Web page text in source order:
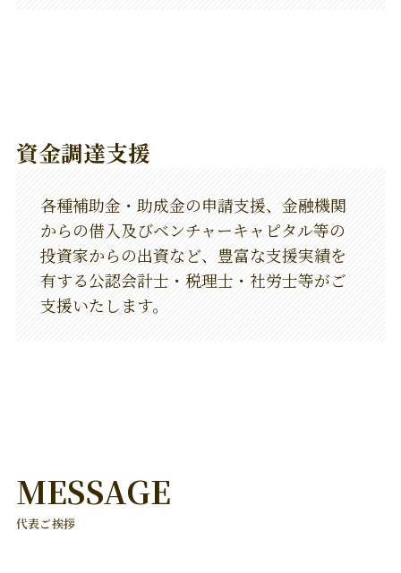
資金調達支援
各種補助金・助成金の申請支援、金融機関
からの借入及びベンチャーキャピタル等の
投資家からの出資など、豊富な支援実績を
有する公認会計士・税理士・社労士等がご
支援いたします。
MESSAGE
代表ご挨拶